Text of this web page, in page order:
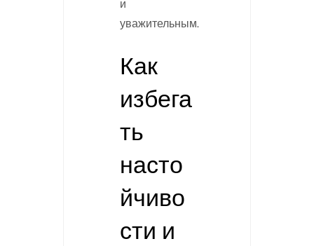
и
уважительным.
Как
избега
ть
насто
йчиво
сти и